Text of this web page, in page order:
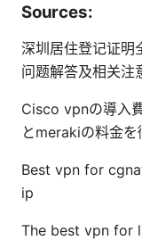
Sources:
深圳居住登记证明
问题解答及相关注
Cisco vpnの導入
とmerakiの料金
Best vpn for
ip
The best vpn for